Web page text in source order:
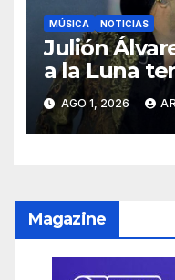
MÚSICA NOTICIAS
Julión
a la Luna
sonidos de
AGO 1, 2026
Magazine